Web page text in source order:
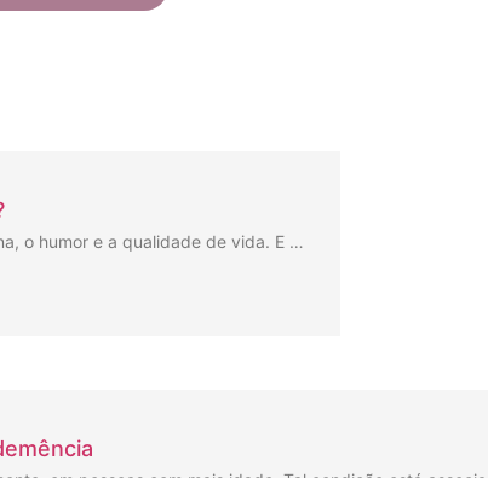
o humor e a qualidade de vida. E …